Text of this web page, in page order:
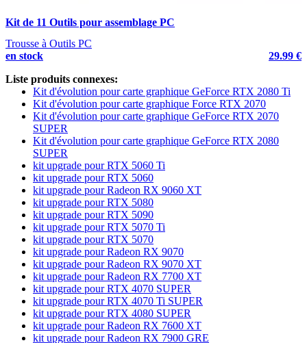
Kit de 11 Outils pour assemblage PC
Trousse à Outils PC
en stock
29.99 €
Liste produits connexes:
Kit d'évolution pour carte graphique GeForce RTX 2080 Ti
Kit d'évolution pour carte graphique Force RTX 2070
Kit d'évolution pour carte graphique GeForce RTX 2070
SUPER
Kit d'évolution pour carte graphique GeForce RTX 2080
SUPER
kit upgrade pour RTX 5060 Ti
kit upgrade pour RTX 5060
kit upgrade pour Radeon RX 9060 XT
kit upgrade pour RTX 5080
kit upgrade pour RTX 5090
kit upgrade pour RTX 5070 Ti
kit upgrade pour RTX 5070
kit upgrade pour Radeon RX 9070
kit upgrade pour Radeon RX 9070 XT
kit upgrade pour Radeon RX 7700 XT
kit upgrade pour RTX 4070 SUPER
kit upgrade pour RTX 4070 Ti SUPER
kit upgrade pour RTX 4080 SUPER
kit upgrade pour Radeon RX 7600 XT
kit upgrade pour Radeon RX 7900 GRE